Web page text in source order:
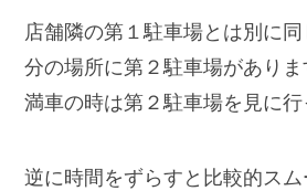
店舗隣の第１駐車場とは別に
分の場所に第２駐車場があり
満車の時は第２駐車場を見に行
逆に時間をずらすと比較的ス